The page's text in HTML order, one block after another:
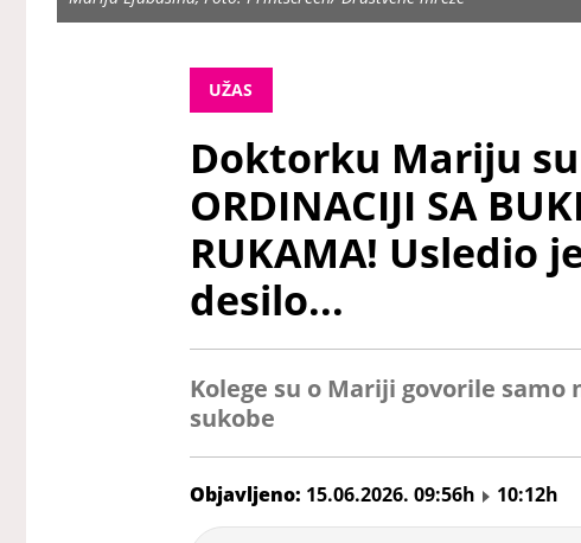
UŽAS
Doktorku Mariju su
ORDINACIJI SA
RUKAMA! Usledio
desilo...
Kolege su o Mariji govorile
sukobe
Objavljeno: 15.06.2026. 09:56h
10:12h